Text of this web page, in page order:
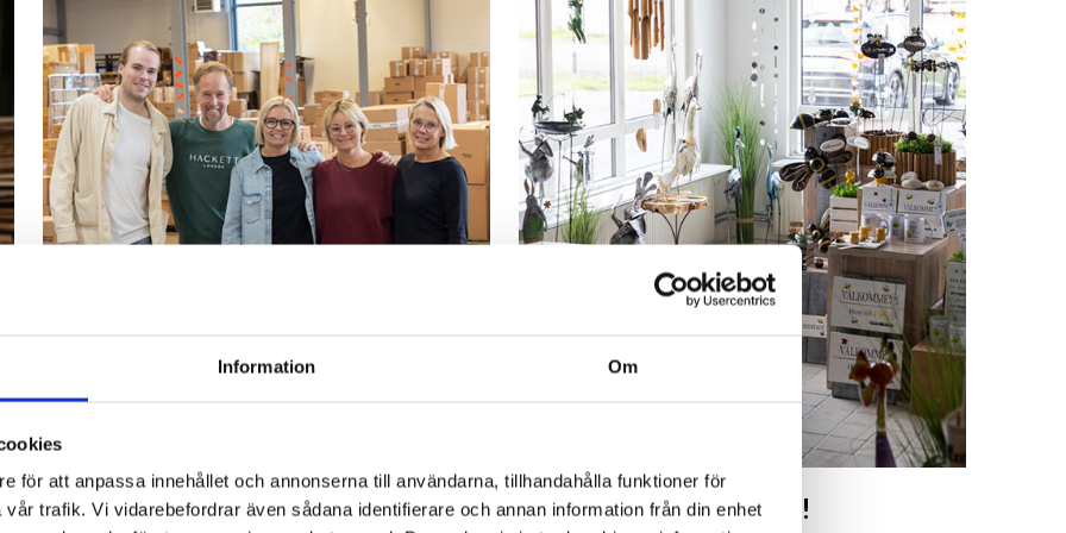
Information Om
för att anpassa innehållet och annonserna till användarna, tillhandahålla funktioner för
trafik. Vi vidarebefordrar även sådana identifierare och annan information från din enhet
Bli återförsäljare Besök oss!